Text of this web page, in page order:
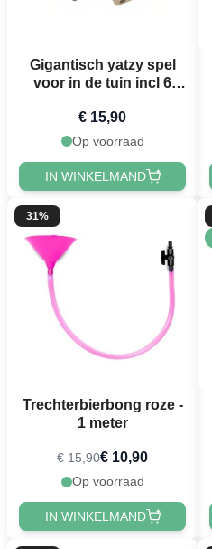
Gigantisch yatzy spel
voor in de tuin incl 6
en blok
€ 15,90
Op voorraad
IN WINKELMAND
31%
Trechterbierbong roze -
1 meter
€ 15,90€ 10,90
Op voorraad
IN WINKELMAND